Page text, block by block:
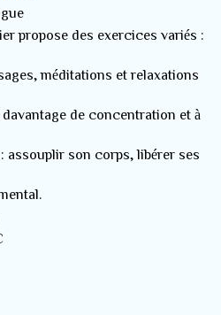
propose des exercices variés :
méditations et relaxations
de concentration et à
assouplir son corps, libérer ses